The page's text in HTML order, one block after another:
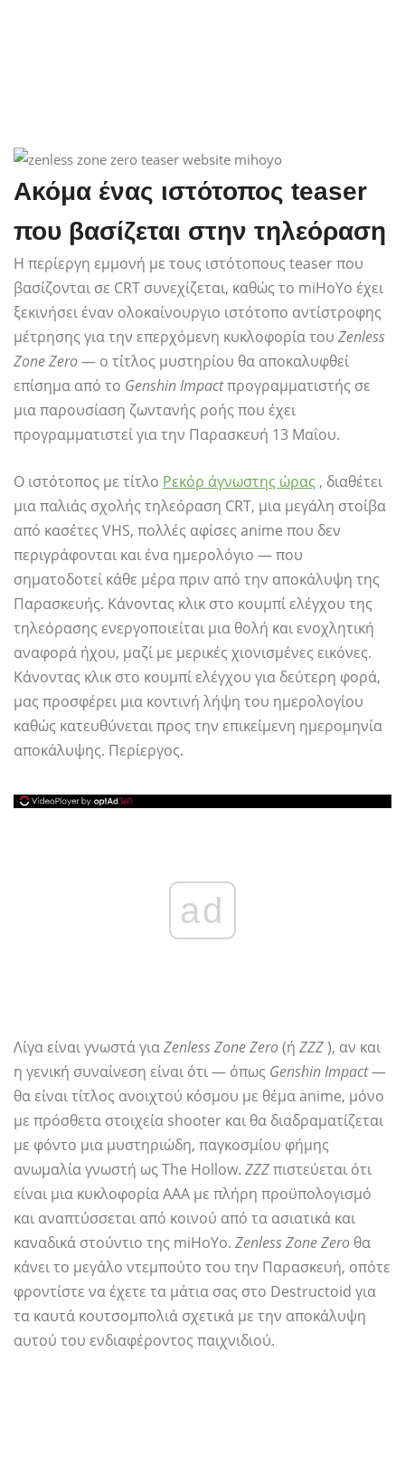
Ακόμα ένας ιστότοπος teaser
που βασίζεται στην τηλεόραση
Η περίεργη εμμονή με τους ιστότοπους teaser που
βασίζονται σε CRT συνεχίζεται, καθώς το miHoYo έχει
ξεκινήσει έναν ολοκαίνουργιο ιστότοπο αντίστροφης
μέτρησης για την επερχόμενη κυκλοφορία του Zenless
Zone Zero— ο τίτλος μυστηρίου θα αποκαλυφθεί
επίσημα από το Genshin Impactπρογραμματιστής σε
μια παρουσίαση ζωντανής ροής που έχει
προγραμματιστεί για την Παρασκευή 13 Μαΐου.
Ο ιστότοπος με τίτλο Ρεκόρ άγνωστης ώρας , διαθέτει
μια παλιάς σχολής τηλεόραση CRT, μια μεγάλη στοίβα
από κασέτες VHS, πολλές αφίσες anime που δεν
περιγράφονται και ένα ημερολόγιο — που
σηματοδοτεί κάθε μέρα πριν από την αποκάλυψη της
Παρασκευής. Κάνοντας κλικ στο κουμπί ελέγχου της
τηλεόρασης ενεργοποιείται μια θολή και ενοχλητική
αναφορά ήχου, μαζί με μερικές χιονισμένες εικόνες.
Κάνοντας κλικ στο κουμπί ελέγχου για δεύτερη φορά,
μας προσφέρει μια κοντινή λήψη του ημερολογίου
καθώς κατευθύνεται προς την επικείμενη ημερομηνία
αποκάλυψης. Περίεργος.
ad
Λίγα είναι γνωστά γιαZenless Zone Zero(ή ΖΖΖ), αν και
η γενική συναίνεση είναι ότι — όπως Genshin Impact—
θα είναι τίτλος ανοιχτού κόσμου με θέμα anime, μόνο
με πρόσθετα στοιχεία shooter και θα διαδραματίζεται
με φόντο μια μυστηριώδη, παγκοσμίου φήμης
ανωμαλία γνωστή ως The Hollow. ΖΖΖπιστεύεται ότι
είναι μια κυκλοφορία AAA με πλήρη προϋπολογισμό
και αναπτύσσεται από κοινού από τα ασιατικά και
καναδικά στούντιο της miHoYo. Zenless Zone Zero θα
κάνει το μεγάλο ντεμπούτο του την Παρασκευή, οπότε
φροντίστε να έχετε τα μάτια σας στο Destructoid για
τα καυτά κουτσομπολιά σχετικά με την αποκάλυψη
αυτού του ενδιαφέροντος παιχνιδιού.